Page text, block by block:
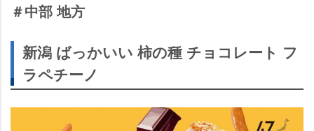
＃中部 地方
新潟 ばっかいい 柿の種 チョコレート フ
ラペチーノ